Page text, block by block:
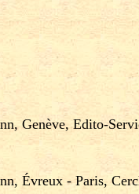
Genève, Edito-
Évreux - Paris,